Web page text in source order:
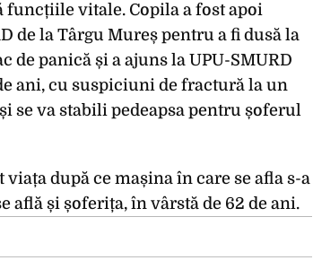
funcțiile vitale. Copila a fost apoi
de la Târgu Mureș pentru a fi dusă la
de panică și a ajuns la UPU-SMURD
ani, cu suspiciuni de fractură la un
se va stabili pedeapsa pentru șoferul
după ce mașina în care se afla s-a
află și șoferița, în vârstă de 62 de ani.